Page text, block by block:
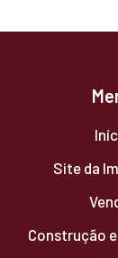
Site da
Construção